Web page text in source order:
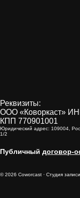
Реквизиты:
ООО «Коворкаст»
КПП 770901001
Юридический адрес: 109004,
1/2
Публичный договор-
© 2026 Coworcast · Студия